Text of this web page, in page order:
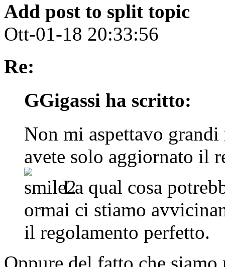
Add post to split topic
Ott-01-18 20:33:56
Re:
GGigassi ha scritto:
Non mi aspettavo
avete solo aggiornato il
La qual cosa
ormai ci stiamo
il regolamento perfetto.
Oppure del fatto che